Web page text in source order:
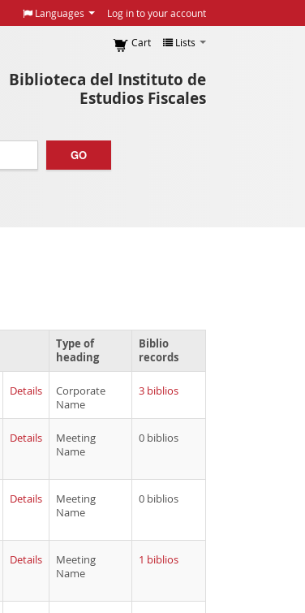
Languages Log in to your account
Biblioteca del Instituto de
Estudios Fiscales
Cart Lists
GO
Type of
heading
Biblio
records
Details
Corporate
Name
3 biblios
Details
Meeting
Name
0 biblios
Details
Meeting
Name
0 biblios
Details
Meeting
Name
1 biblios